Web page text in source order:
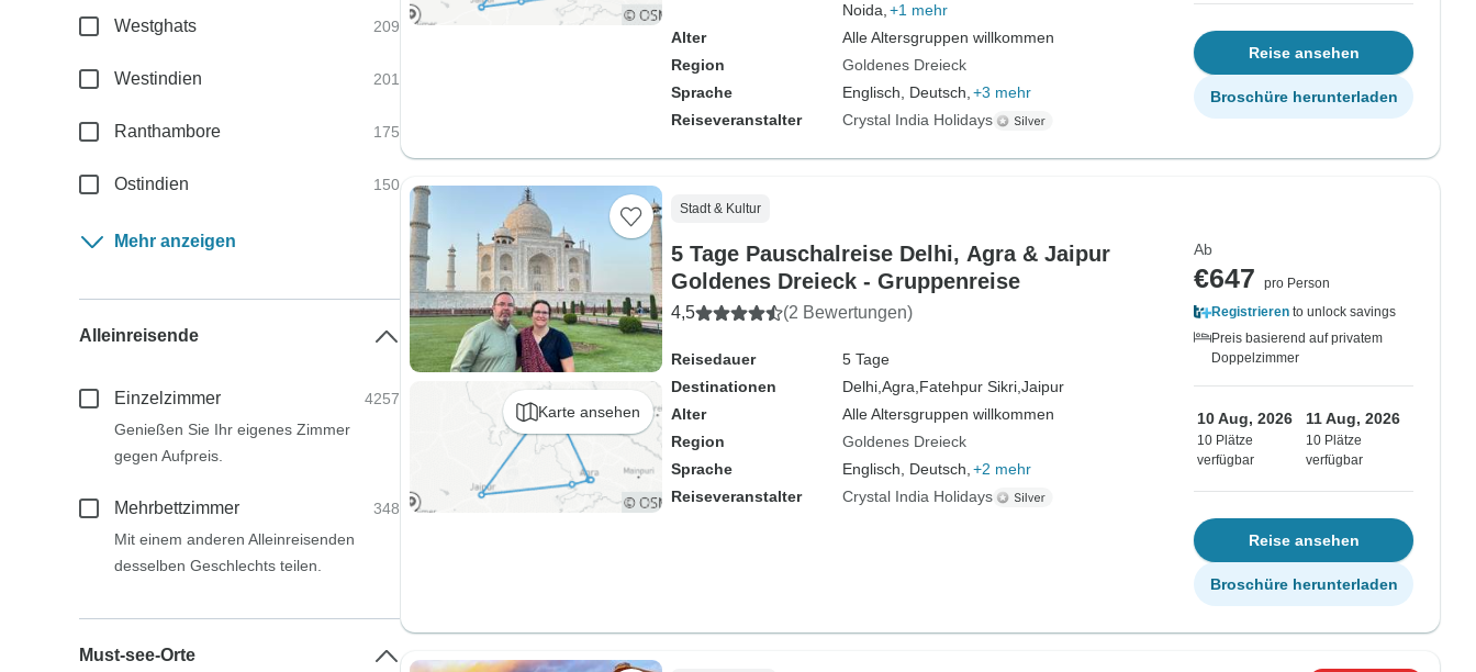
Noida, +1 mehr
Alter
Alle Altersgruppen willkommen
Region
Goldenes Dreieck
Sprache
Englisch, Deutsch, +3 mehr
Reiseveranstalter
Crystal India Holidays
Reise ansehen
Broschüre herunterladen
Karte ansehen
Stadt & Kultur
5 Tage Pauschalreise Delhi, Agra & Jaipur
Goldenes Dreieck - Gruppenreise
4,5 (2 Bewertungen)
Reisedauer
5 Tage
Destinationen
Delhi, Agra, Fatehpur Sikri, Jaipur
Alter
Alle Altersgruppen willkommen
Region
Goldenes Dreieck
Sprache
Englisch, Deutsch, +2 mehr
Reiseveranstalter
Crystal India Holidays
Ab
€647
pro Person
Registrieren to unlock savings
Preis basierend auf privatem
Doppelzimmer
10 Aug, 2026
10 Plätze
verfügbar
11 Aug, 2026
10 Plätze
verfügbar
Reise ansehen
Broschüre herunterladen
Westghats 209
Westindien 201
Ranthambore 175
Ostindien 150
Mehr anzeigen
Alleinreisende
Einzelzimmer
4257
Genießen Sie Ihr eigenes Zimmer
gegen Aufpreis.
Mehrbettzimmer
348
Mit einem anderen Alleinreisenden
desselben Geschlechts teilen.
Must-see-Orte